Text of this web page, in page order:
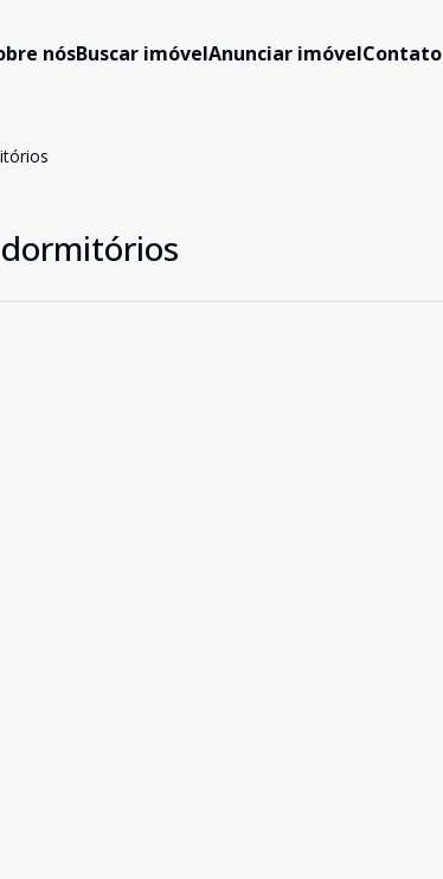
nósBuscar imóvelAnunciar imóvelContato